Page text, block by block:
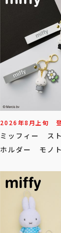
2026年8月上旬
ミッフィー ス
ホルダー モノ